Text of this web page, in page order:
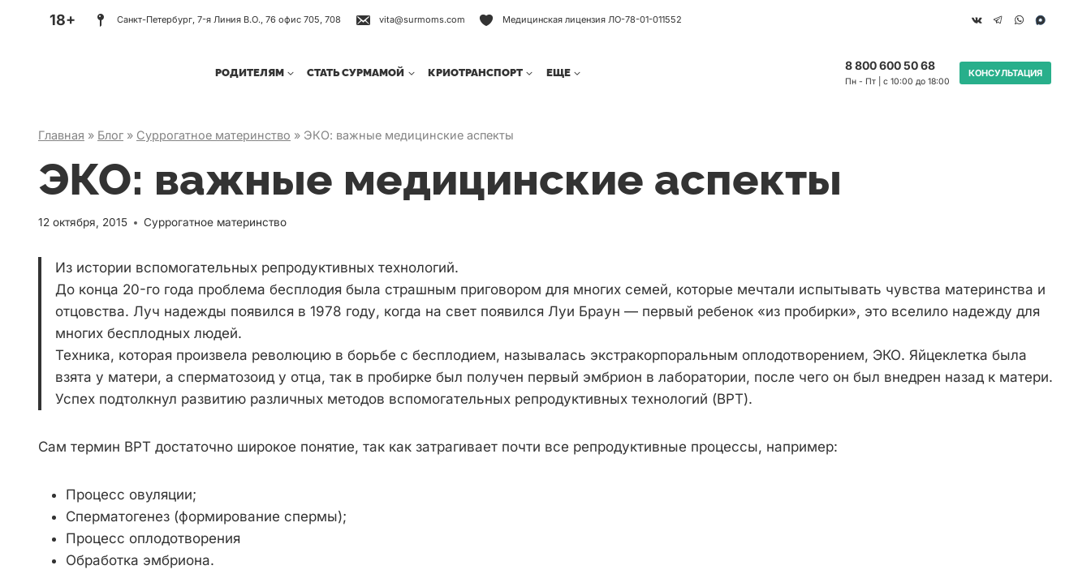
18+ Санкт-Петербург, 7-я Линия В.О., 76 офис 705, 708 vita@surmoms.com Медицинская лицензия ЛО-78-01-011552
РОДИТЕЛЯМ СТАТЬ СУРМАМОЙ КРИОТРАНСПОРТ ЕЩЕ
8 800 600 50 68
Пн - Пт | с 10:00 до 18:00
КОНСУЛЬТАЦИЯ
Главная » Блог » Суррогатное материнство » ЭКО: важные медицинские аспекты
ЭКО: важные медицинские аспекты
12 октября, 2015 Суррогатное материнство
Из истории вспомогательных репродуктивных технологий.
До конца 20-го года проблема бесплодия была страшным приговором для многих семей, которые мечтали испытывать чувства материнства и
отцовства. Луч надежды появился в 1978 году, когда на свет появился Луи Браун — первый ребенок «из пробирки», это вселило надежду для
многих бесплодных людей.
Техника, которая произвела революцию в борьбе с бесплодием, называлась экстракорпоральным оплодотворением, ЭКО. Яйцеклетка была
взята у матери, а сперматозоид у отца, так в пробирке был получен первый эмбрион в лаборатории, после чего он был внедрен назад к матери.
Успех подтолкнул развитию различных методов вспомогательных репродуктивных технологий (ВРТ).
Сам термин ВРТ достаточно широкое понятие, так как затрагивает почти все репродуктивные процессы, например:
Процесс овуляции;
Сперматогенез (формирование спермы);
Процесс оплодотворения
Обработка эмбриона.